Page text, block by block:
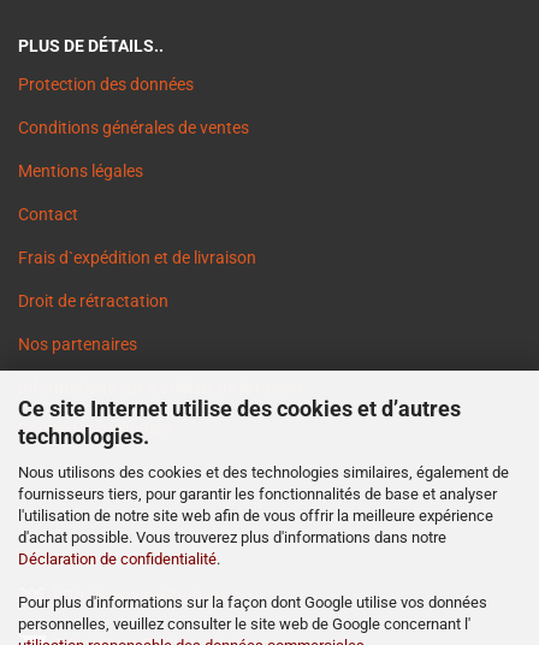
Ce site Internet utilise des cookies et d’autres
technologies.
Nous utilisons des cookies et des technologies similaires, également de
fournisseurs tiers, pour garantir les fonctionnalités de base et analyser
l'utilisation de notre site web afin de vous offrir la meilleure expérience
d'achat possible. Vous trouverez plus d'informations dans notre
Déclaration de confidentialité.
Pour plus d'informations sur la façon dont Google utilise vos données
personnelles, veuillez consulter le site web de Google concernant l'
PLUS DE DÉTAILS..
Protection des données
Conditions générales de ventes
Mentions légales
Contact
Frais d`expédition et de livraison
Droit de rétractation
Nos partenaires
Cookie Einstellungen
http://www.ost2rad.com